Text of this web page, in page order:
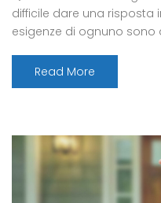
difficile dare una risposta
esigenze di ognuno
d’italiani di ogni fascia
e i progetti per la propria
Read More